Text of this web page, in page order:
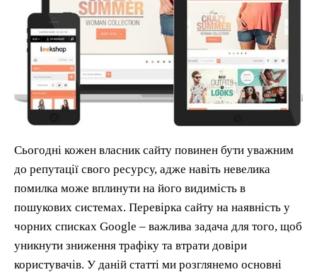
Сьогодні кожен власник сайту повинен бути уважним
до репутації свого ресурсу, адже навіть невелика
помилка може вплинути на його видимість в
пошукових системах. Перевірка сайту на наявність у
чорних списках Google – важлива задача для того, щоб
уникнути зниження трафіку та втрати довіри
користувачів. У даній статті ми розглянемо основні